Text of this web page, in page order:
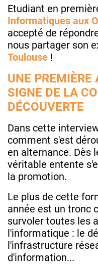
Etudiant en
Informatiques aux
accepté de
nous partager son
Toulouse !
UNE PREMIÈRE
SIGNE DE LA
DÉCOUVERTE
Dans cette
comment s'est
en alternance. Dès
véritable entente
la promotion.
Le plus de cette
année est un tronc
survoler toutes les
l'informatique : le
l'infrastructure
d'information...